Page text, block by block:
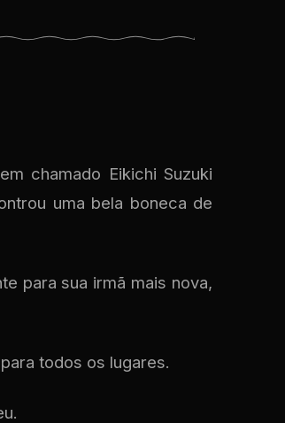
chamado Eikichi Suzuki
uma bela boneca de
para sua irmã mais nova,
todos os lugares.